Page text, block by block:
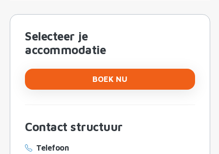
Selecteer je
accommodatie
BOEK NU
Contact structuur
Telefoon